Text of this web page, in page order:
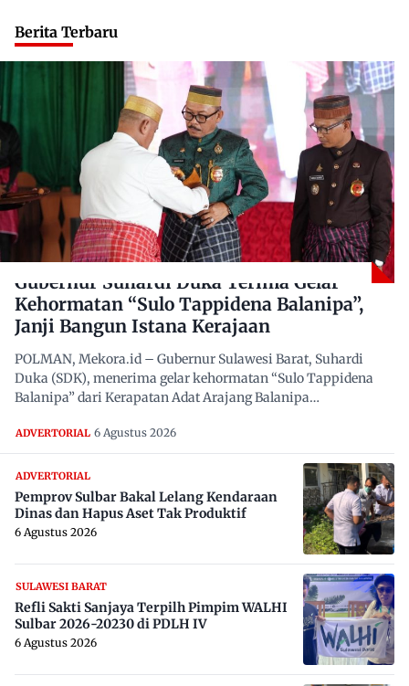
Berita Terbaru
Gubernur Suhardi Duka Terima Gelar
Kehormatan “Sulo Tappidena Balanipa”,
Janji Bangun Istana Kerajaan
POLMAN, Mekora.id – Gubernur Sulawesi Barat, Suhardi
Duka (SDK), menerima gelar kehormatan “Sulo Tappidena
Balanipa” dari Kerapatan Adat Arajang Balanipa…
ADVERTORIAL 6 Agustus 2026
ADVERTORIAL
Pemprov Sulbar Bakal Lelang Kendaraan
Dinas dan Hapus Aset Tak Produktif
6 Agustus 2026
SULAWESI BARAT
Refli Sakti Sanjaya Terpilh Pimpim WALHI
Sulbar 2026-20230 di PDLH IV
6 Agustus 2026